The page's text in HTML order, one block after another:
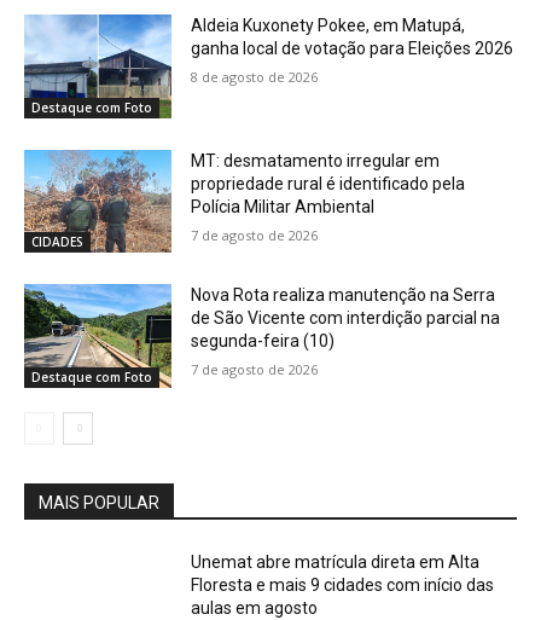
Destaque com Foto
Aldeia Kuxonety Pokee, em Matupá,
ganha local de votação para Eleições 2026
8 de agosto de 2026
CIDADES
MT: desmatamento irregular em
propriedade rural é identificado pela
Polícia Militar Ambiental
7 de agosto de 2026
Destaque com Foto
Nova Rota realiza manutenção na Serra
de São Vicente com interdição parcial na
segunda-feira (10)
7 de agosto de 2026
MAIS POPULAR
Unemat abre matrícula direta em Alta
Floresta e mais 9 cidades com início das
aulas em agosto